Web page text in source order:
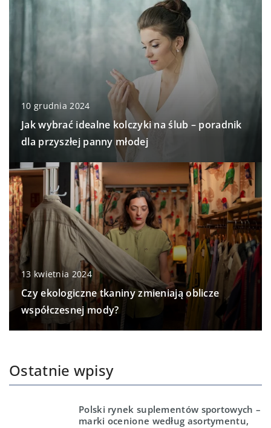
10 grudnia 2024
Jak wybrać idealne kolczyki na ślub – poradnik
dla przyszłej panny młodej
13 kwietnia 2024
Czy ekologiczne tkaniny zmieniają oblicze
współczesnej mody?
Ostatnie wpisy
Polski rynek suplementów sportowych –
marki ocenione według asortymentu,